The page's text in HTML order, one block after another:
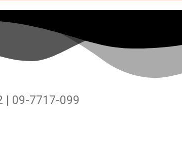
09-7717-099